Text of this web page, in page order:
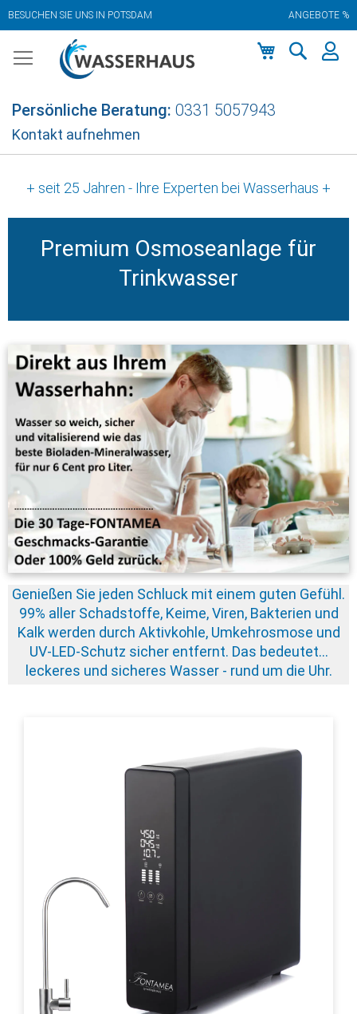
BESUCHEN SIE UNS IN POTSDAM ANGEBOTE %
Inhalt
Persönliche Beratung: 0331 5057943
Kontakt aufnehmen
+ seit 25 Jahren - Ihre Experten bei Wasserhaus +
Premium Osmoseanlage für
Trinkwasser
Genießen Sie jeden Schluck mit einem guten Gefühl.
99% aller Schadstoffe, Keime, Viren, Bakterien und
Kalk werden durch Aktivkohle, Umkehrosmose und
UV-LED-Schutz sicher entfernt. Das bedeutet…
leckeres und sicheres Wasser - rund um die Uhr.